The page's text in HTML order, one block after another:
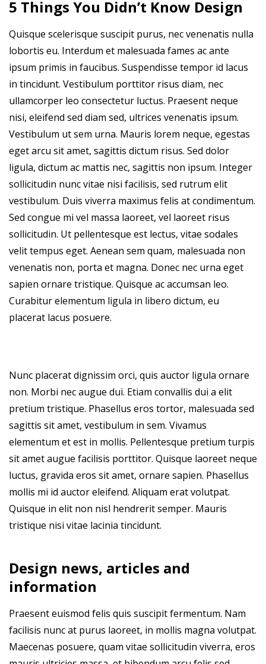
5 Things You Didn’t Know Design
Quisque scelerisque suscipit purus, nec venenatis nulla
lobortis eu. Interdum et malesuada fames ac ante
ipsum primis in faucibus. Suspendisse tempor id lacus
in tincidunt. Vestibulum porttitor risus diam, nec
ullamcorper leo consectetur luctus. Praesent neque
nisi, eleifend sed diam sed, ultrices venenatis ipsum.
Vestibulum ut sem urna. Mauris lorem neque, egestas
eget arcu sit amet, sagittis dictum risus. Sed dolor
ligula, dictum ac mattis nec, sagittis non ipsum. Integer
sollicitudin nunc vitae nisi facilisis, sed rutrum elit
vestibulum. Duis viverra maximus felis at condimentum.
Sed congue mi vel massa laoreet, vel laoreet risus
sollicitudin. Ut pellentesque est lectus, vitae sodales
velit tempus eget. Aenean sem quam, malesuada non
venenatis non, porta et magna. Donec nec urna eget
sapien ornare tristique. Quisque ac accumsan leo.
Curabitur elementum ligula in libero dictum, eu
placerat lacus posuere.
Nunc placerat dignissim orci, quis auctor ligula ornare
non. Morbi nec augue dui. Etiam convallis dui a elit
pretium tristique. Phasellus eros tortor, malesuada sed
sagittis sit amet, vestibulum in sem. Vivamus
elementum et est in mollis. Pellentesque pretium turpis
sit amet augue facilisis porttitor. Quisque laoreet neque
luctus, gravida eros sit amet, ornare sapien. Phasellus
mollis mi id auctor eleifend. Aliquam erat volutpat.
Quisque in elit non nisl hendrerit semper. Mauris
tristique nisi vitae lacinia tincidunt.
Design news, articles and
information
Praesent euismod felis quis suscipit fermentum. Nam
facilisis nunc at purus laoreet, in mollis magna volutpat.
Maecenas posuere, quam vitae sollicitudin viverra, eros